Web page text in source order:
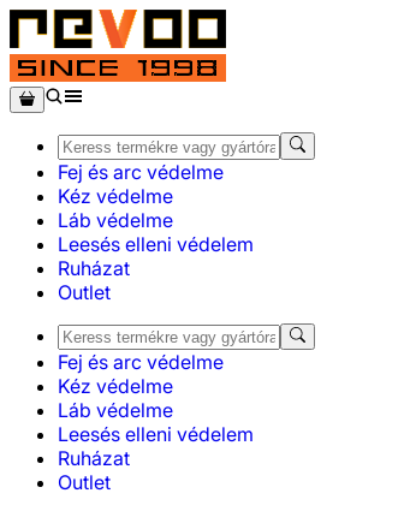
Fej és arc védelme
Kéz védelme
Láb védelme
Leesés elleni védelem
Ruházat
Outlet
Fej és arc védelme
Kéz védelme
Láb védelme
Leesés elleni védelem
Ruházat
Outlet